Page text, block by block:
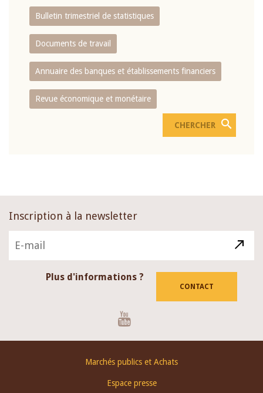
Bulletin trimestriel de statistiques
Documents de travail
Annuaire des banques et établissements financiers
Revue économique et monétaire
Inscription à la newsletter
Plus d'informations ?
CONTACT
Marchés publics et Achats
Espace presse